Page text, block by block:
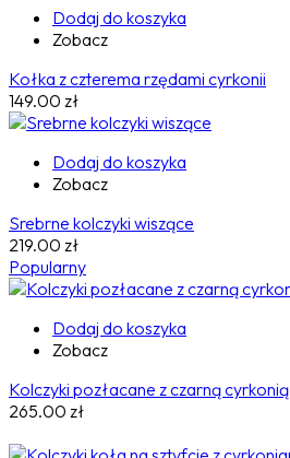
Dodaj do koszyka
Zobacz
Kołka z czterema rzędami cyrkonii
149.00 zł
Dodaj do koszyka
Zobacz
Srebrne kolczyki wiszące
219.00 zł
Popularny
Dodaj do koszyka
Zobacz
Kolczyki pozłacane z czarną cyrkonią
265.00 zł